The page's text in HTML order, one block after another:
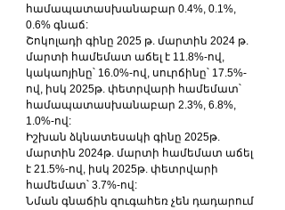
համապատասխանաբար 0.4%, 0.1%,
0.6% գնաճ:
Շոկոլադի գինը 2025 թ. մարտին 2024 թ.
մարտի համեմատ աճել է 11.8%-ով,
կակաոյինը՝ 16.0%-ով, սուրճինը՝ 17.5%-
ով, իսկ 2025թ. փետրվարի համեմատ՝
համապատասխանաբար 2.3%, 6.8%,
1.0%-ով:
Իշխան ձկնատեսակի գինը 2025թ.
մարտին 2024թ. մարտի համեմատ աճել
է 21.5%-ով, իսկ 2025թ. փետրվարի
համեմատ՝ 3.7%-ով:
Նման գնաճին զուգահեռ չեն դադարում